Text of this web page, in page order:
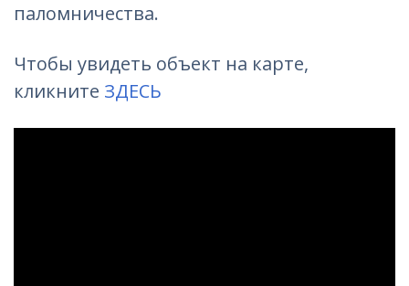
паломничества.
Чтобы увидеть объект на карте,
кликните ЗДЕСЬ